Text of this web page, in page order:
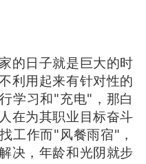
的日子就是巨大的时
利用起来有针对性的
学习和"充电"，那白
在为其职业目标奋斗
工作而"风餐雨宿"，
决，年龄和光阴就步